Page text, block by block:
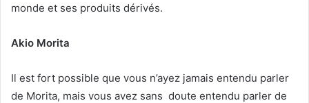
monde et ses produits dérivés.
Akio Morita
Il est fort possible que vous n’ayez jamais entendu parler
de Morita, mais vous avez sans doute entendu parler de